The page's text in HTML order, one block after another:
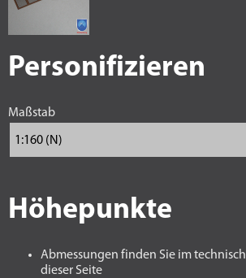
Personifizieren
Maßstab
Höhepunkte
Abmessungen finden Sie im
dieser Seite